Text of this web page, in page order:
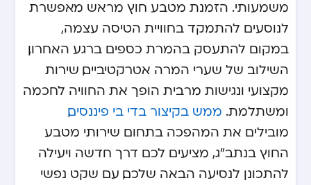
משמעותי. הזמנת מטבע חוץ מראש מאפשרת
לנוסעים להתמקד בחוויית הטיסה עצמה,
במקום להתעסק בהמרת כספים ברגע האחרון.
השילוב של שערי המרה אטרקטיביים, שירות
מקצועי ונגישות מרבית הופך את החוויה לחכמה
ומשתלמת. ממש בקיצור בדי בי פיננסים,
מובילים את המהפכה בתחום שירותי מטבע
החוץ בנתב"ג, מציעים לכם דרך חדשה ויעילה
להתכונן לנסיעה הבאה שלכם, עם שקט נפשי